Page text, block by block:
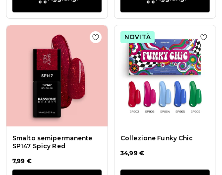
Smalto semipermanente
SP147 Spicy Red
7,99 €
Aggiungi alla wishlist Smalto
NOVITÀ
Collezione Funky Chic
34,99 €